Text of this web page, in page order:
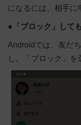
になるには、相手に
● 「ブロック」して
Android では、友だ
し。「ブロック」を